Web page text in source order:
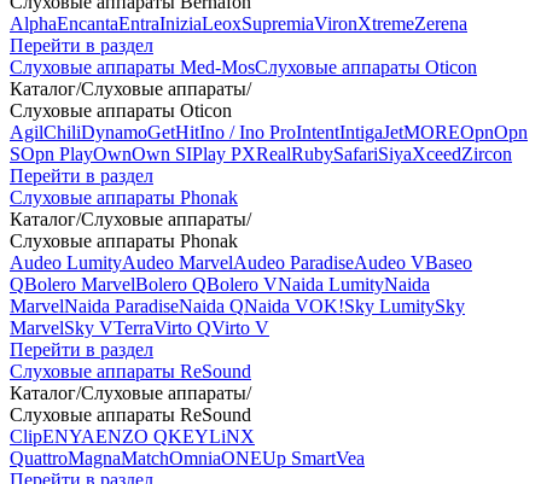
AlphaEncantaEntraIniziaLeoxSupremiaVironXtremeZerena
Перейти в раздел
Слуховые аппараты Med-MosСлуховые аппараты Oticon
Каталог/Слуховые аппараты/
Слуховые аппараты Oticon
AgilChiliDynamoGetHitIno / Ino ProIntentIntigaJetMOREOpnOpn
SOpn PlayOwnOwn SIPlay PXRealRubySafariSiyaXceedZircon
Перейти в раздел
Слуховые аппараты Phonak
Каталог/Слуховые аппараты/
Слуховые аппараты Phonak
Audeo LumityAudeo MarvelAudeo ParadiseAudeo VBaseo
QBolero MarvelBolero QBolero VNaida LumityNaida
MarvelNaida ParadiseNaida QNaida VOK!Sky LumitySky
MarvelSky VTerraVirto QVirto V
Перейти в раздел
Слуховые аппараты ReSound
Каталог/Слуховые аппараты/
Слуховые аппараты ReSound
ClipENYAENZO QKEYLiNX
QuattroMagnaMatchOmniaONEUp SmartVea
Перейти в раздел